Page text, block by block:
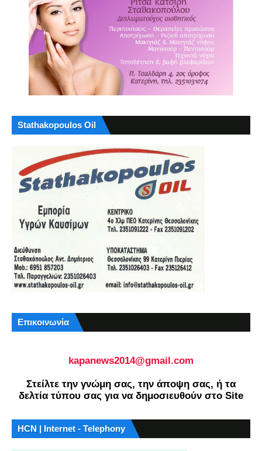
Stathakopoulos Oil
Επικοινωνία
kapanews2014@gmail.com
Στείλτε την γνώμη σας, την άποψη σας, ή τα
δελτία τύπου σας για να δημοσιευθούν στο Site
HCN | Internet - Telephony